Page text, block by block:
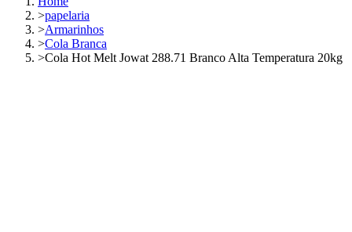
>papelaria
>Armarinhos
>Cola Branca
>Cola Hot Melt Jowat 288.71 Branco Alta Temperatura 20kg